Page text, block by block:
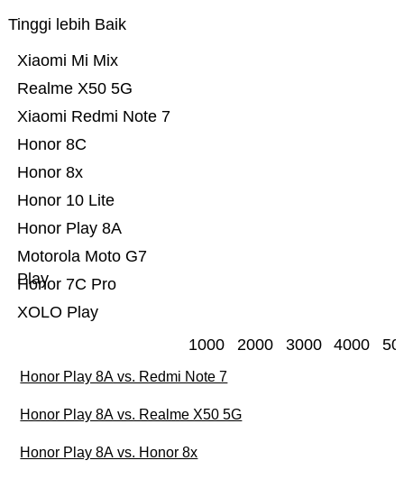
Tinggi lebih Baik
XOLO Play
Honor 7C Pro
Motorola Moto G7
Play
Honor Play 8A
Honor 10 Lite
Honor 8x
Honor 8C
Xiaomi Redmi Note 7
Realme X50 5G
Xiaomi Mi Mix
1000 2000 3000 4000
Honor Play 8A vs. Redmi Note 7
Honor Play 8A vs. Realme X50 5G
Honor Play 8A vs. Honor 8x